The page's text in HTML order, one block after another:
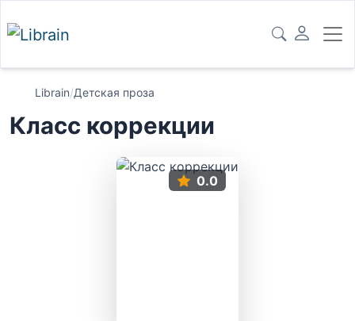
Librain/Детская проза
Класс коррекции
0.0